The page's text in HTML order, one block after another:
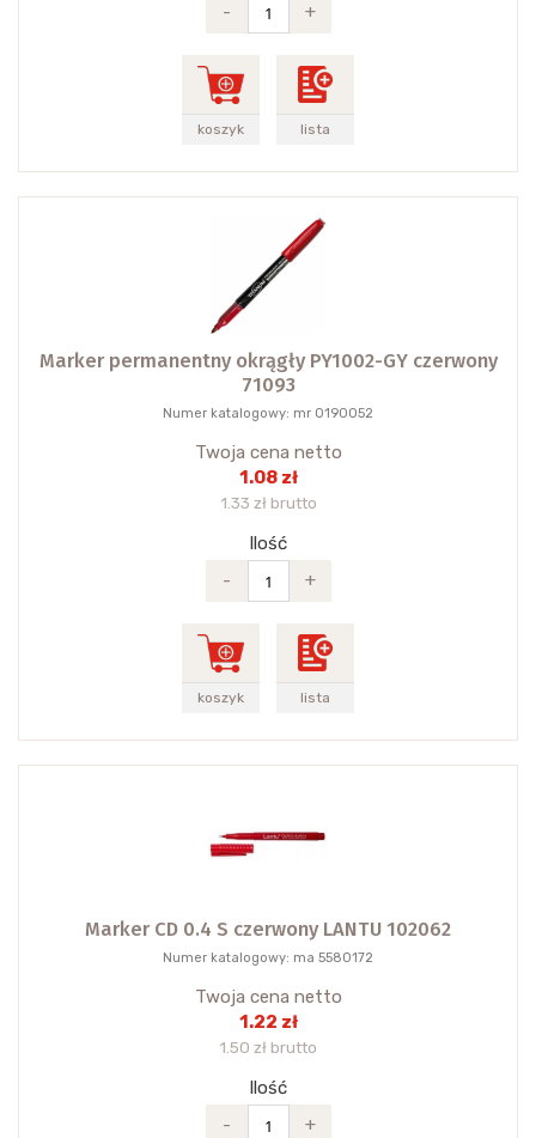
-
+
koszyk lista
Marker permanentny okrągły PY1002-GY czerwony
71093
Numer katalogowy: mr 0190052
Twoja cena netto
1.08 zł
1.33 zł brutto
Ilość
-
+
koszyk lista
Marker CD 0.4 S czerwony LANTU 102062
Numer katalogowy: ma 5580172
Twoja cena netto
1.22 zł
1.50 zł brutto
Ilość
-
+